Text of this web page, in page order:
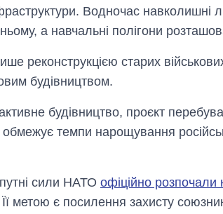
Водночас навколишні
а навчальні полігони
реконструкцією старих
будівництвом.
будівництво, проєкт
обмежує темпи нарощування
сили НАТО офіційно розпочали
метою є посилення захисту